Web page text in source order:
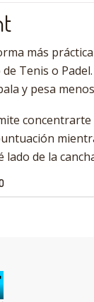
más
Tenis o Padel.
y pesa
concentrarte
lado de la